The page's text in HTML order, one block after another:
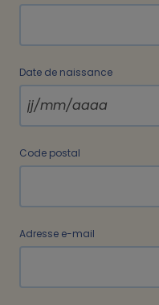
Date de naissance
Code postal
Adresse e-mail